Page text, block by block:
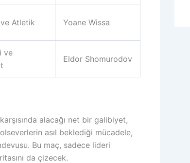
Atletik Yoane Wissa
ve
Eldor Shomurodov
alacağı net bir galibiyet,
asıl beklediği mücadele,
Bu maç, sadece lideri
da çizecek.